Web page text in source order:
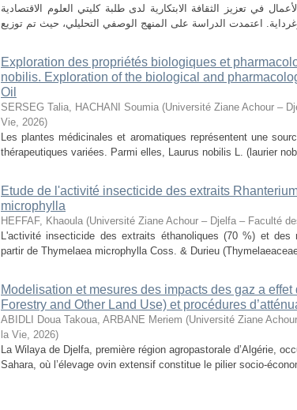
في تعزيز الثقافة الابتكارية لدى طلبة كليتي العلوم الاقتصادية
Exploration des propriétés biologiques et
nobilis. Exploration of the biological and
Oil
SERSEG Talia, HACHANI Soumia (Université Ziane Achour –
Vie, 2026)
Les plantes médicinales et aromatiques représentent une
thérapeutiques variées. Parmi elles, Laurus nobilis L. (laurier
Etude de l'activité insecticide des extraits
microphylla
HEFFAF, Khaoula (Université Ziane Achour – Djelfa – Faculté
L'activité insecticide des extraits éthanoliques (70 %) et des
partir de Thymelaea microphylla Coss. & Durieu
Modelisation et mesures des impacts des gaz a
Forestry and Other Land Use) et procédures
ABIDLI Doua Takoua, ARBANE Meriem (Université Ziane
la Vie, 2026)
La Wilaya de Djelfa, première région agropastorale d’Algérie,
Sahara, où l’élevage ovin extensif constitue le pilier socio-